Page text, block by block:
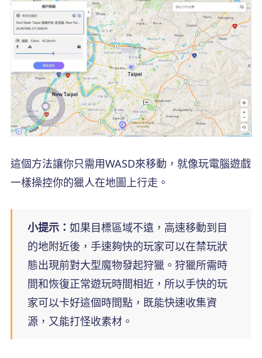
這個方法讓你只需用WASD來移動，就像玩電腦遊戲
一樣操控你的獵人在地圖上行走。
小提示： 如果目標區域不遠，高速移動到目
的地附近後，手速夠快的玩家可以在禁玩狀
態出現前對大型魔物發起狩獵。狩獵所需時
間和恢復正常遊玩時間相近，所以手快的玩
家可以卡好這個時間點，既能快速收集資
源，又能打怪收素材。